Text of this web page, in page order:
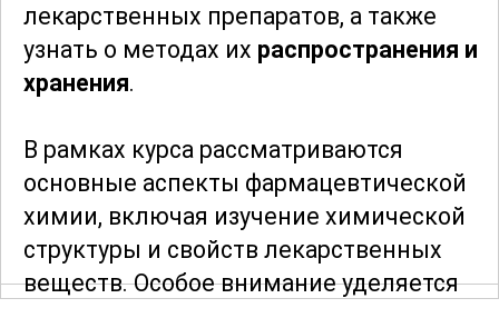
лекарственных препаратов, а также
узнать о методах их распространения и
хранения.
В рамках курса рассматриваются
основные аспекты фармацевтической
химии, включая изучение химической
структуры и свойств лекарственных
веществ. Особое внимание уделяется